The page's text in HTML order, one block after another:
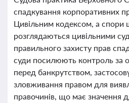
спадкування корпоративних
Цивільним кодексом, а спори
розглядаються цивільними
правильного захисту прав
суди посилюють контроль за
перед банкрутством,
зловживання правом для
правочинів, що має значення